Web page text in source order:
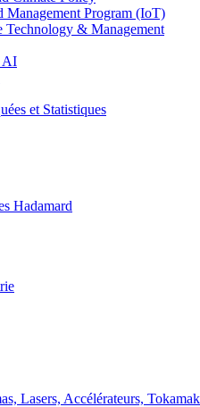
Program (IoT)
& Management
AI
et Statistiques
Hadamard
Lasers, Accélérateurs,